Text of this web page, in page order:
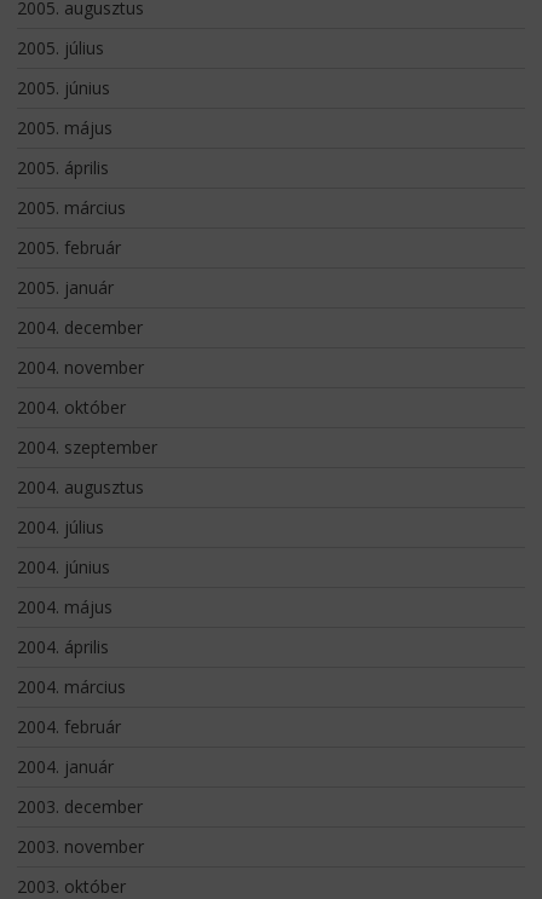
2005. augusztus
2005. július
2005. június
2005. május
2005. április
2005. március
2005. február
2005. január
2004. december
2004. november
2004. október
2004. szeptember
2004. augusztus
2004. július
2004. június
2004. május
2004. április
2004. március
2004. február
2004. január
2003. december
2003. november
2003. október